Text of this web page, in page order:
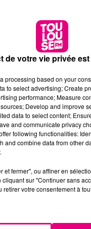
de votre vie privée
processing based on your
to select advertising; Create
performance; Measure
Develop and improve
data to select content;
and communicate privacy
following functionalities:
and combine data from other
et fermer", ou affiner en
sur "Continuer sans
votre consentement à